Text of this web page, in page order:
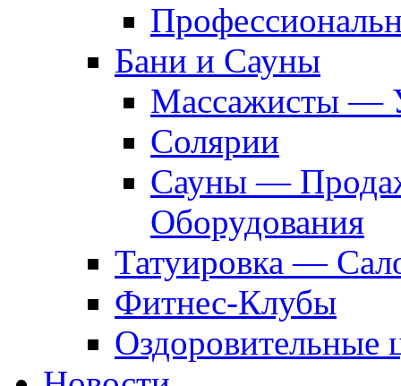
Бани и Сауны
Массажисты —
Солярии
Сауны —
Оборудования
Татуировка —
Фитнес-Клубы
Оздоровительные